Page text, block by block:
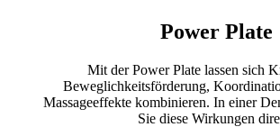
Power Plate
Mit der Power Plate lassen sich
Beweglichkeitsförderung,
Massageeffekte kombinieren. In einer
Sie diese Wirkungen